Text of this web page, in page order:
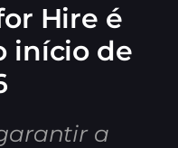
Hire é
início de
a